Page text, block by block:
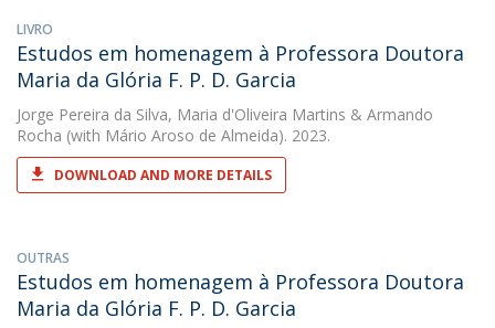
LIVRO
Estudos em homenagem à Professora Doutora
Maria da Glória F. P. D. Garcia
Jorge Pereira da Silva, Maria d'Oliveira Martins & Armando
Rocha (with Mário Aroso de Almeida). 2023.
DOWNLOAD AND MORE DETAILS
OUTRAS
Estudos em homenagem à Professora Doutora
Maria da Glória F. P. D. Garcia